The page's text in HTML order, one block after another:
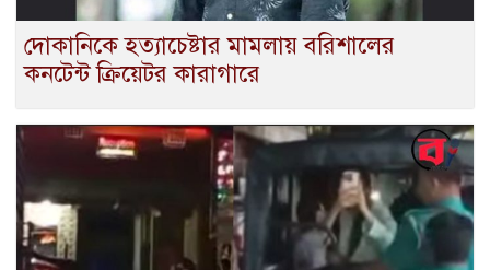
দোকানিকে হত্যাচেষ্টার মামলায় বরিশালের
কনটেন্ট ক্রিয়েটর কারাগারে